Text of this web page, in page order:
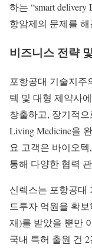
하는 “smart
항암제의 문제를
비즈니스 전략
포항공대 기술지주
텍 및 대형 제약사
창출하고, 장기적
Living Medicine을
요 고객은 바이오
통해 다양한 협력
신렉스는 포항공대
드투자 억원을 확
재)를 받았을 뿐만
국내 특허 출원 건